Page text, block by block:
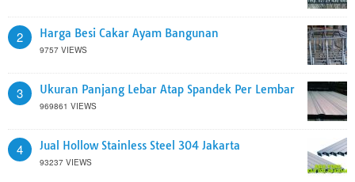
2 Harga Besi Cakar Ayam Bangunan
9757 VIEWS
3 Ukuran Panjang Lebar Atap Spandek Per Lembar
969861 VIEWS
4 Jual Hollow Stainless Steel 304 Jakarta
93237 VIEWS